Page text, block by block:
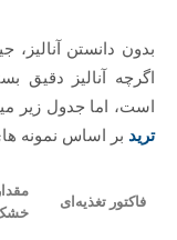
بدون دانستن آنالیز،
اگرچه آنالیز دقیق
است، اما جدول زیر
ترید بر اساس نمونه‌
فاکتور تغذیه‌ای